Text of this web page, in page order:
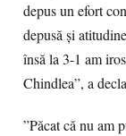
depus un efort
depusă și
însă la 3-1 am
Chindlea”, a
”Păcat că nu am